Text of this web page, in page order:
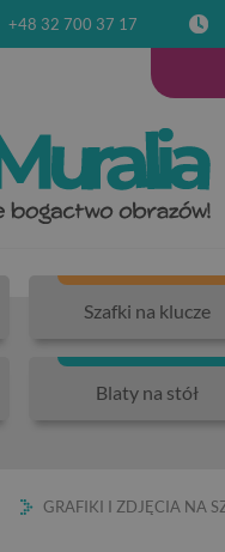
+48 32 700 37 17
Szafki na klucze
Blaty na stół
GRAFIKI I ZDJĘCIA NA